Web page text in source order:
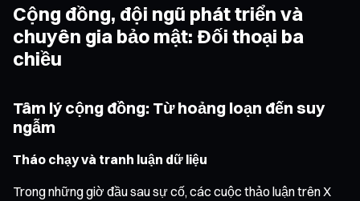
Cộng đồng, đội ngũ phát triển và
chuyên gia bảo mật: Đối thoại ba
chiều
Tâm lý cộng đồng: Từ hoảng loạn đến suy
ngẫm
Tháo chạy và tranh luận dữ liệu
Trong những giờ đầu sau sự cố, các cuộc thảo luận trên X